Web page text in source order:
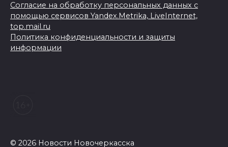
Согласие на обработку персональных данных с
помощью сервисов Yandex.Metrika, LiveInternet,
top.mail.ru
Политика конфиденциальности и защиты
информации
© 2026 Новости Новочеркасска